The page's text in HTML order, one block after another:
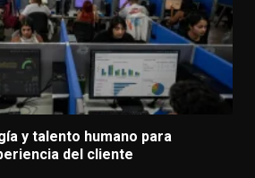
y talento humano para
del cliente